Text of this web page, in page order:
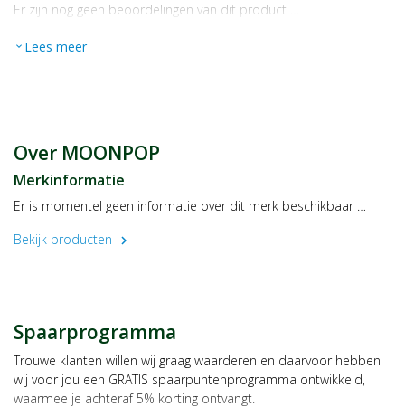
Er zijn nog geen beoordelingen van dit product …
expand_more Lees meer
Over MOONPOP
Merkinformatie
Er is momentel geen informatie over dit merk beschikbaar …
Bekijk producten
chevron_right
Spaarprogramma
Trouwe klanten willen wij graag waarderen en daarvoor hebben
wij voor jou een GRATIS spaarpuntenprogramma ontwikkeld,
waarmee je achteraf 5% korting ontvangt.